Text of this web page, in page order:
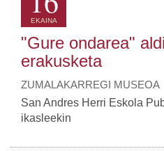
EKAINA
"Gure ondarea"
erakusketa
ZUMALAKARREGI MUSEOA
San Andres Herri Eskola
ikasleekin